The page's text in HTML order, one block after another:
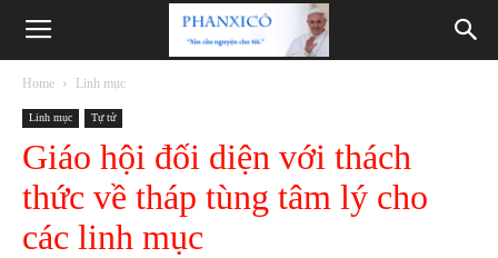
Phanxicô
Home Linh mục
Linh mục Tự tử
Giáo hội đối diện với thách
thức về tháp tùng tâm lý cho
các linh mục